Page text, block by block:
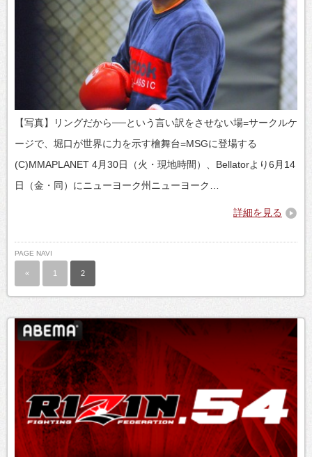
【写真】リングだから──という言い訳をさせない場=サークルケ
ージで、堀口が世界に力を示す檜舞台=MSGに登場する
(C)MMAPLANET 4月30日（火・現地時間）、Bellatorより6月14
日（金・同）にニューヨーク州ニューヨーク…
詳細を見る
PAGE NAVI
« 1 2